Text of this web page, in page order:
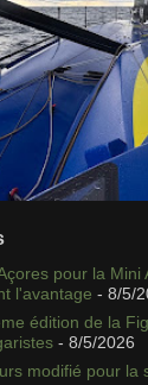
pour la Mini
l'avantage - 8/5/
édition de la
- 8/5/2026
modifié pour la